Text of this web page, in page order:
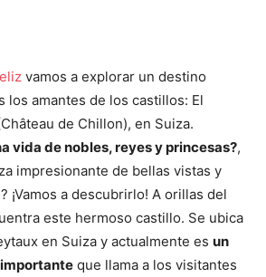
vamos a explorar un destino
los amantes de los castillos: El
de Chillon), en Suiza.
vida de nobles, reyes y princesas?,
impresionante de bellas vistas y
¡Vamos a descubrirlo! A orillas del
este hermoso castillo. Se ubica
en Suiza y actualmente es un
que llama a los visitantes